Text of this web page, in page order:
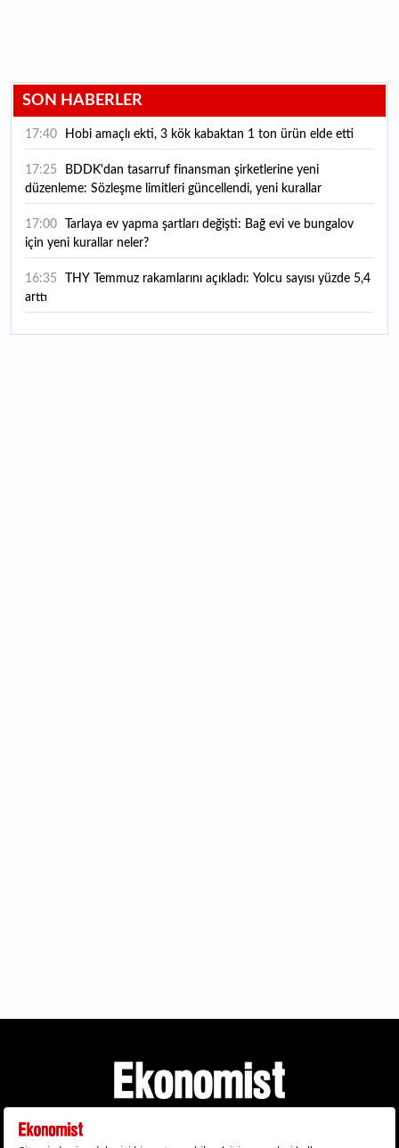
SON HABERLER
17:40 Hobi amaçlı ekti, 3 kök kabaktan 1 ton ürün elde etti
17:25
düzenleme: Sözleşme limitleri güncellendi, yeni kurallar
yürürlüğe girdi
17:00
için yeni kurallar neler?
16:35
arttı
16:27 Piyasaların beklediği veri geldi: ABD tarım dışı istihdam